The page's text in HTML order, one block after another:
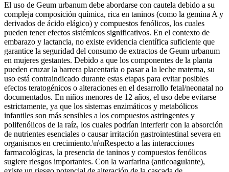
El uso de Geum urbanum debe abordarse con cautela debido a su
compleja composición química, rica en taninos (como la gemina A y
derivados de ácido elágico) y compuestos fenólicos, los cuales
pueden tener efectos sistémicos significativos. En el contexto de
embarazo y lactancia, no existe evidencia científica suficiente que
garantice la seguridad del consumo de extractos de Geum urbanum
en mujeres gestantes. Debido a que los componentes de la planta
pueden cruzar la barrera placentaria o pasar a la leche materna, su
uso está contraindicado durante estas etapas para evitar posibles
efectos teratogénicos o alteraciones en el desarrollo fetal/neonatal no
documentados. En niños menores de 12 años, el uso debe evitarse
estrictamente, ya que los sistemas enzimáticos y metabólicos
infantiles son más sensibles a los compuestos astringentes y
polifenólicos de la raíz, los cuales podrían interferir con la absorción
de nutrientes esenciales o causar irritación gastrointestinal severa en
organismos en crecimiento.\n\nRespecto a las interacciones
farmacológicas, la presencia de taninos y compuestos fenólicos
sugiere riesgos importantes. Con la warfarina (anticoagulante),